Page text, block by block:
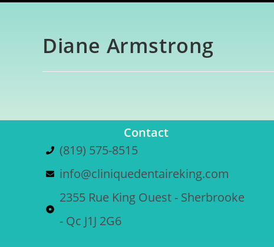
Diane Armstrong
Contact
(819) 575-8515
info@cliniquedentaireking.com
2355 Rue King Ouest - Sherbrooke
- Qc J1J 2G6